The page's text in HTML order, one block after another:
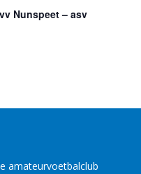
Nunspeet – asv
amateurvoetbalclub